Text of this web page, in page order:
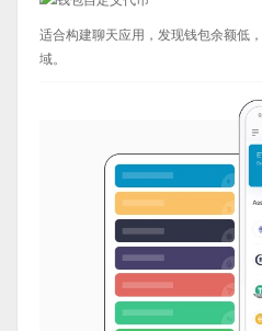
适合构建聊天应用，发现钱包余额低
域。